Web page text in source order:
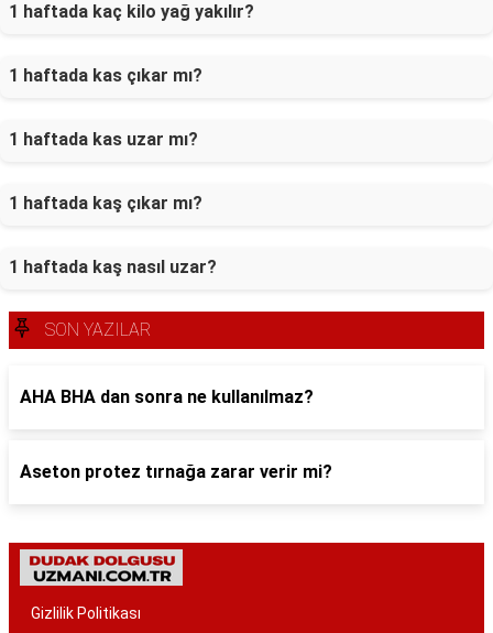
1 haftada kaç kilo yağ yakılır?
1 haftada kas çıkar mı?
1 haftada kas uzar mı?
1 haftada kaş çıkar mı?
1 haftada kaş nasıl uzar?
SON YAZILAR
AHA BHA dan sonra ne kullanılmaz?
Aseton protez tırnağa zarar verir mi?
Gizlilik Politikası